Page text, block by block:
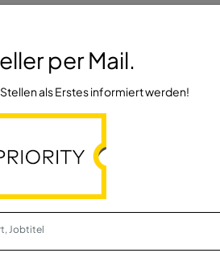
Landsberg (Saalekreis)
Heidelberg
per Mail.
als Erstes informiert werden!